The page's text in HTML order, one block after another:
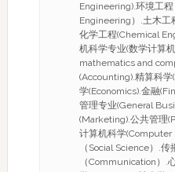
Engineering).环境工
Engineering）.土木
化学工程(Chemical
机科学专业(数学计算
mathematics and
(Accounting).精算科
学(Economics).金融
管理专业(General
(Marketing).公共管理
计算机科学(Computer
（Social Science）.传
（Communication）.